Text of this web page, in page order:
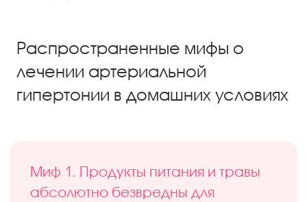
Распространенные мифы о
лечении артериальной
гипертонии в домашних условиях
Миф 1. Продукты питания и травы
абсолютно безвредны для